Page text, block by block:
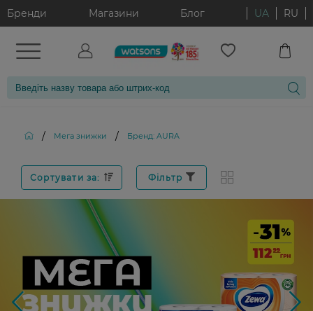
Бренди Магазини Блог UA RU
/ Мега знижки / Бренд: AURA
Сортувати за: Фільтр